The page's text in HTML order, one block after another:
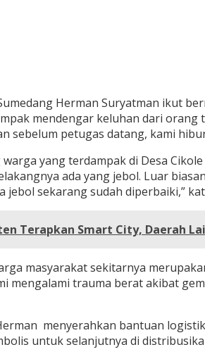
Herman Suryatman ikut
mendengar keluhan dari
sebelum petugas datang, kami
yang terdampak di Desa
ada yang jebol. Luar
jebol sekarang sudah diperbaiki,”
Terapkan Smart City, Daerah
masyarakat sekitarnya
mengalami trauma berat akibat
menyerahkan bantuan
untuk selanjutnya di